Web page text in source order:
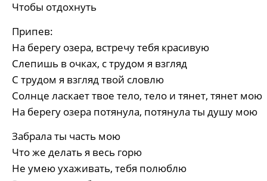
Чтобы отдохнуть
Припев:
На берегу озера, встречу тебя красивую
Слепишь в очках, с трудом я взгляд
С трудом я взгляд твой словлю
Солнце ласкает твое тело, тело и тянет, тянет мою
На берегу озера потянула, потянула ты душу мою
Забрала ты часть мою
Что же делать я весь горю
Не умею ухаживать, тебя полюблю